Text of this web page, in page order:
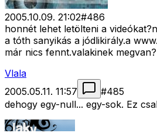
2005.10.09. 21:02#486
honnét lehet letölteni a
a tóth sanyikás a jódlikirály.a
már nics fennt.valakinek megvan?
Vlala
2005.05.11. 11:57
#485
dehogy egy-null... egy-sok. Ez